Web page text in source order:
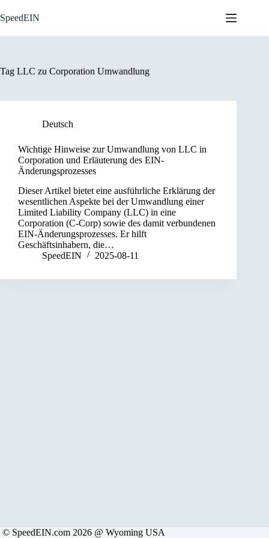
to
content
SpeedEIN
Tag LLC zu Corporation Umwandlung
Deutsch
Wichtige Hinweise zur Umwandlung von LLC in
Corporation und Erläuterung des EIN-
Änderungsprozesses
Dieser Artikel bietet eine ausführliche Erklärung der
wesentlichen Aspekte bei der Umwandlung einer
Limited Liability Company (LLC) in eine
Corporation (C-Corp) sowie des damit verbundenen
EIN-Änderungsprozesses. Er hilft
Geschäftsinhabern, die…
SpeedEIN
2025-08-11
© SpeedEIN.com 2026 @ Wyoming USA